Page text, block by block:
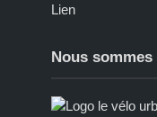
Lien
Nous sommes